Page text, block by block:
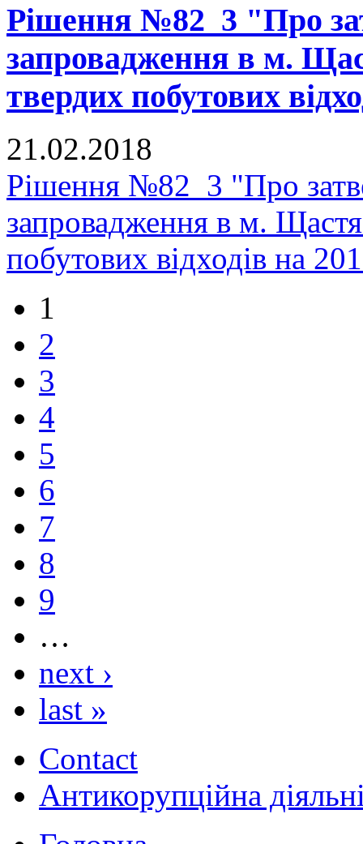
Рішення №82_3 "Про
запровадження в м.
твердих побутових
21.02.2018
Рішення №82_3 "Про
запровадження в м.
побутових відходів на
1
2
3
4
5
6
7
8
9
…
next ›
last »
Contact
Антикорупційна